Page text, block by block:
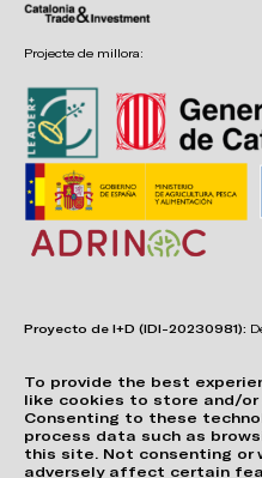
To provide the best
like cookies to store and/
Consenting to these
process data such as
this site. Not consenting or
adversely affect certain
Projecte de millora:
Proyecto de I+D (IDI-20230981):